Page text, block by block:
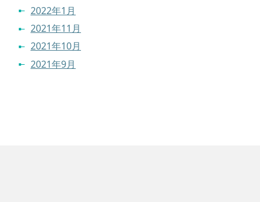
2022年1月
2021年11月
2021年10月
2021年9月